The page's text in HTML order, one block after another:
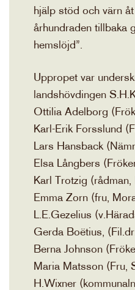
hjälp stöd och värn
århundraden tillbaka
hemslöjd”.
Uppropet var
landshövdingen
Ottilia Adelborg
Karl-Erik Forsslund
Lars Hansback
Elsa Långbers
Karl Trotzig (rådman,
Emma Zorn (fru,
L.E.Gezelius
Gerda Boëtius,
Berna Johnson
Maria Matsson (Fru,
H.Wixner